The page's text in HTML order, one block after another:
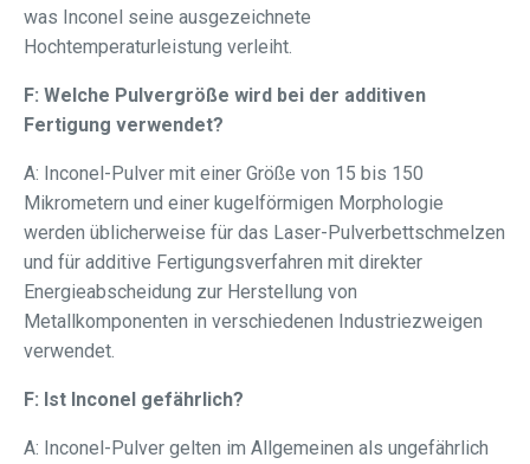
was Inconel seine ausgezeichnete
Hochtemperaturleistung verleiht.
F: Welche Pulvergröße wird bei der additiven
Fertigung verwendet?
A: Inconel-Pulver mit einer Größe von 15 bis 150
Mikrometern und einer kugelförmigen Morphologie
werden üblicherweise für das Laser-Pulverbettschmelzen
und für additive Fertigungsverfahren mit direkter
Energieabscheidung zur Herstellung von
Metallkomponenten in verschiedenen Industriezweigen
verwendet.
F: Ist Inconel gefährlich?
A: Inconel-Pulver gelten im Allgemeinen als ungefährlich